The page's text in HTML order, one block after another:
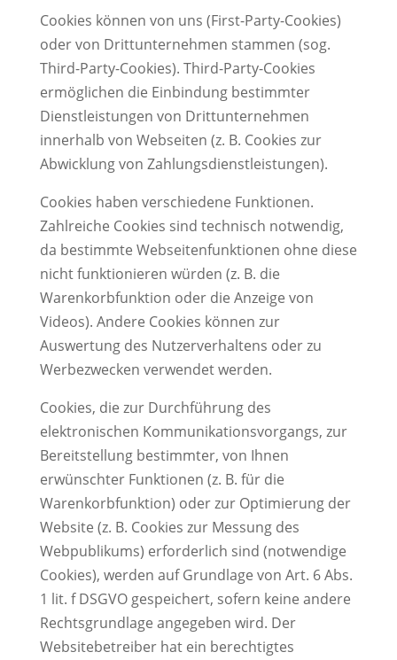
Cookies können von uns (First-Party-Cookies)
oder von Drittunternehmen stammen (sog.
Third-Party-Cookies). Third-Party-Cookies
ermöglichen die Einbindung bestimmter
Dienstleistungen von Drittunternehmen
innerhalb von Webseiten (z. B. Cookies zur
Abwicklung von Zahlungsdienstleistungen).
Cookies haben verschiedene Funktionen.
Zahlreiche Cookies sind technisch notwendig,
da bestimmte Webseitenfunktionen ohne diese
nicht funktionieren würden (z. B. die
Warenkorbfunktion oder die Anzeige von
Videos). Andere Cookies können zur
Auswertung des Nutzerverhaltens oder zu
Werbezwecken verwendet werden.
Cookies, die zur Durchführung des
elektronischen Kommunikationsvorgangs, zur
Bereitstellung bestimmter, von Ihnen
erwünschter Funktionen (z. B. für die
Warenkorbfunktion) oder zur Optimierung der
Website (z. B. Cookies zur Messung des
Webpublikums) erforderlich sind (notwendige
Cookies), werden auf Grundlage von Art. 6 Abs.
1 lit. f DSGVO gespeichert, sofern keine andere
Rechtsgrundlage angegeben wird. Der
Websitebetreiber hat ein berechtigtes